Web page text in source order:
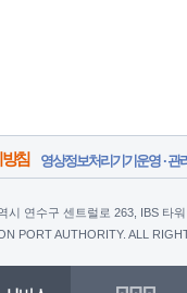
침 영상정보처리기기운영 · 관
시 연수구 센트럴로 263, IBS 타
PORT AUTHORITY. ALL